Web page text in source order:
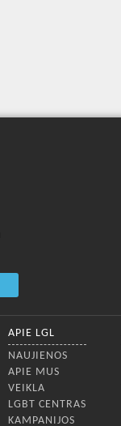
APIE LGL
NAUJIENOS
APIE MUS
VEIKLA
LGBT CENTRAS
KAMPANIJOS